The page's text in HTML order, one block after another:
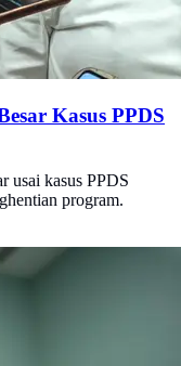
Kasus PPDS
usai kasus PPDS
program.